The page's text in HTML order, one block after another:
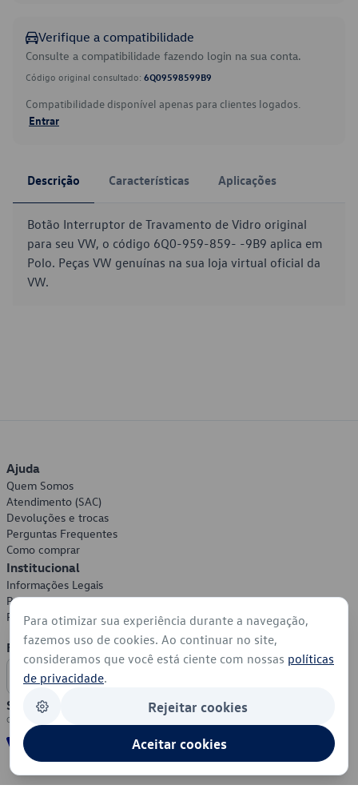
Verifique a compatibilidade
Consulte a compatibilidade fazendo login na sua conta.
Código original consultado: 6Q09598599B9
Compatibilidade disponível apenas para clientes logados.
Entrar
Descrição Características Aplicações
Botão Interruptor de Travamento de Vidro original
para seu VW, o código 6Q0-959-859- -9B9 aplica em
Polo. Peças VW genuínas na sua loja virtual oficial da
VW.
Ajuda
Quem Somos
Atendimento (SAC)
Devoluções e trocas
Perguntas Frequentes
Como comprar
Institucional
Informações Legais
Política de Privacidade
Política de Cookies
Formas de Pagamento
Segurança
Para otimizar sua experiência durante a navegação,
fazemos uso de cookies. Ao continuar no site,
consideramos que você está ciente com nossas políticas
de privacidade.
Rejeitar cookies
Aceitar cookies